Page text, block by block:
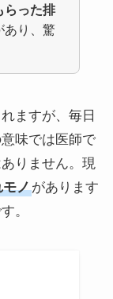
らった排
あり、驚
ますが、毎日
味では医師で
りません。現
モノがあります
。